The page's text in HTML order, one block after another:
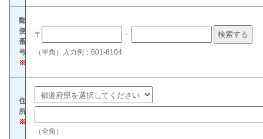
郵
便
番
号
※
〒 -
（半角）入力例：601-8104
住
所
※
（全角）